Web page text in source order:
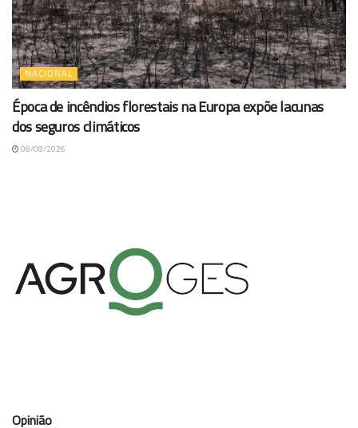
NACIONAL
Época de incêndios florestais na Europa expõe lacunas
dos seguros climáticos
08/08/2026
Opinião